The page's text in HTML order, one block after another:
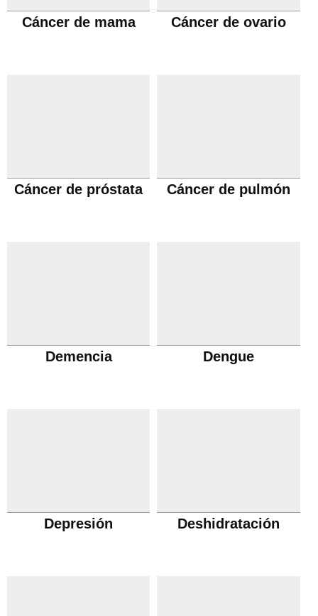
Cáncer de mama Cáncer de ovario
Cáncer de próstata Cáncer de pulmón
Demencia Dengue
Depresión Deshidratación